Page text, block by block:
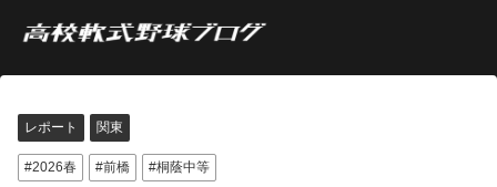
レポート 関東
2026春 前橋 桐蔭中等